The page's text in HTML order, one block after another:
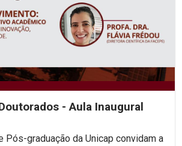
- Aula Inaugural
Pós-graduação da Unicap convidam a